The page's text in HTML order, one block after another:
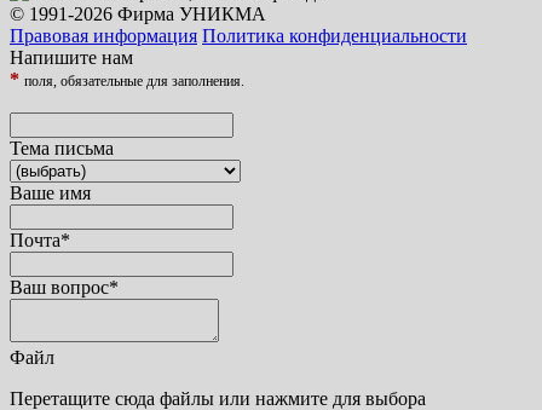
© 1991-2026 Фирма УНИКМА
Правовая информация Политика конфиденциальности
Напишите нам
* поля, обязательные для заполнения.
Тема письма
Ваше имя
Почта*
Ваш вопрос*
Файл
Перетащите сюда файлы или нажмите для выбора